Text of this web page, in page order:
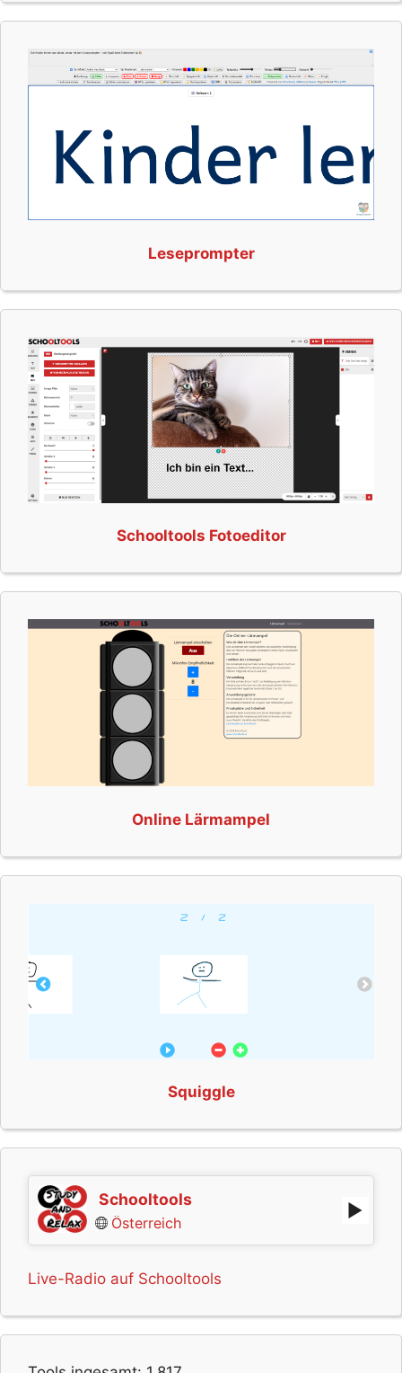
Leseprompter
Schooltools Fotoeditor
Online Lärmampel
Squiggle
Schooltools
Österreich
Live-Radio auf Schooltools